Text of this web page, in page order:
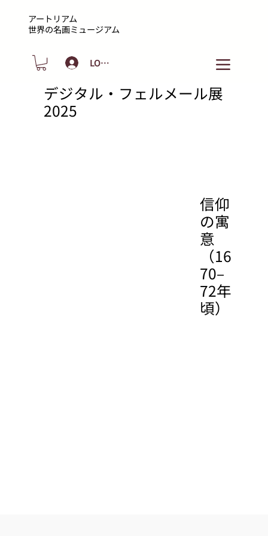
アートリアム
​世界の名画ミュージアム
LOGIN
デジタル・フェルメール展
2025
信仰
の寓
意
（16
70–
72年
頃）